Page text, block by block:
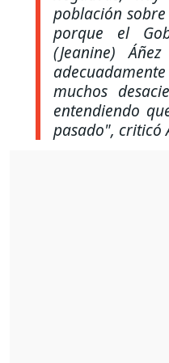
población
porque el
(Jeanine)
muchos
entendiendo
pasado", criticó